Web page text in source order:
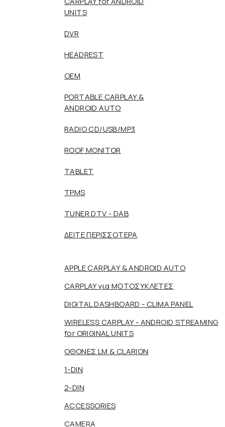
UNITS
DVR
HEADREST
OEM
PORTABLE CARPLAY &
ANDROID AUTO
RADIO CD/USB/MP3
ROOF MONITOR
TABLET
TPMS
TUNER DTV - DAB
ΔΕΙΤΕ ΠΕΡΙΣΣΟΤΕΡΑ
APPLE CARPLAY & ANDROID AUTO
CARPLAY για ΜΟΤΟΣΥΚΛΕΤΕΣ
DIGITAL DASHBOARD - CLIMA PANEL
WIRELESS CARPLAY - ANDROID STREAMING
for ORIGINAL UNITS
ΟΘΟΝΕΣ LM & CLARION
1-DIN
2-DIN
ACCESSORIES
CAMERA